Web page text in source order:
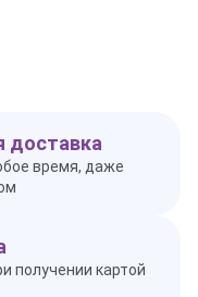
доставка
время, даже
получении картой